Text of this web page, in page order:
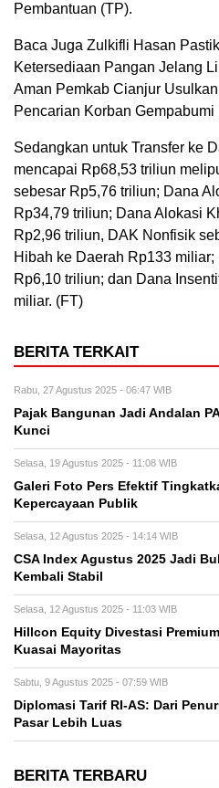
Pembantuan (TP).
Baca Juga Zulkifli Hasan
Ketersediaan Pangan Jelang
Aman Pemkab Cianjur
Pencarian Korban Gempabumi
Sedangkan untuk Transfer ke
mencapai Rp68,53 triliun
sebesar Rp5,76 triliun; Dana
Rp34,79 triliun; Dana Alokasi
Rp2,96 triliun, DAK Nonfisik
Hibah ke Daerah Rp133
Rp6,10 triliun; dan Dana
miliar. (FT)
BERITA TERKAIT
Rabu, 27 Agustus 2025 - 06:47 WIB
Pajak Bangunan Jadi Andalan
Kunci
Selasa, 19 Agustus 2025 - 11:08 WIB
Galeri Foto Pers Efektif
Kepercayaan Publik
Selasa, 12 Agustus 2025 - 14:14 WIB
CSA Index Agustus 2025 Jadi
Kembali Stabil
Selasa, 12 Agustus 2025 - 11:03 WIB
Hillcon Equity Divestasi
Kuasai Mayoritas
Sabtu, 9 Agustus 2025 - 07:59 WIB
Diplomasi Tarif RI-AS: Dari
Pasar Lebih Luas
BERITA TERBARU